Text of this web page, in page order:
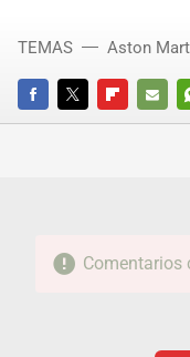
FACEBOOKTWITTERFLIPBOARD
E-
TEMAS Aston
Comentarios